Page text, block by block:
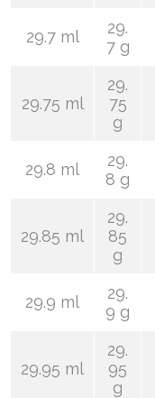
29.7 ml
29.
7 g
29.75 ml
29.
75
g
29.8 ml
29.
8 g
29.85 ml
29.
85
g
29.9 ml
29.
9 g
29.95 ml
29.
95
g